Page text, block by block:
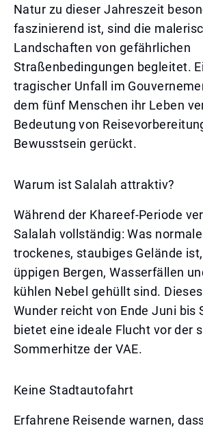
Natur zu dieser Jahreszeit
faszinierend ist, sind die
Landschaften von gefährlichen
Straßenbedingungen begleitet.
tragischer Unfall im
dem fünf Menschen ihr Leben
Bedeutung von
Bewusstsein gerückt.
Warum ist Salalah attraktiv?
Während der Khareef-Periode
Salalah vollständig: Was
trockenes, staubiges Gelände
üppigen Bergen, Wasserfällen
kühlen Nebel gehüllt sind.
Wunder reicht von Ende Juni bis
bietet eine ideale Flucht vor der
Sommerhitze der VAE.
Keine Stadtautofahrt
Erfahrene Reisende warnen,